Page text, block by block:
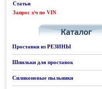
Статьи
Запрос з/ч по VIN
Проставки из РЕЗИНЫ
Шпильки для проставок
Силиконовые пыльники